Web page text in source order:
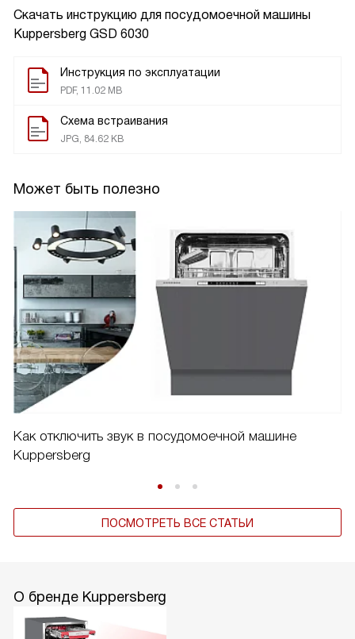
Скачать инструкцию для посудомоечной машины
Kuppersberg GSD 6030
Инструкция по эксплуатации
PDF, 11.02 MB
Схема встраивания
JPG, 84.62 KB
Может быть полезно
Как отключить звук в посудомоечной машине
Kuppersberg
ПОСМОТРЕТЬ ВСЕ СТАТЬИ
О бренде Kuppersberg